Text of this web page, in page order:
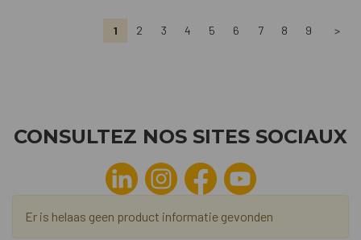
1 2 3 4 5 6 7 8 9 >
CONSULTEZ NOS SITES SOCIAUX
Er is helaas geen product informatie gevonden